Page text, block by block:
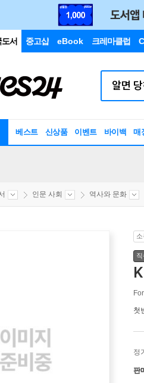
서 중고샵 eBook 크레마클럽
베스트 신상품 이벤트 바이백 매
인문 사회 역사와 문화
첫
정
판